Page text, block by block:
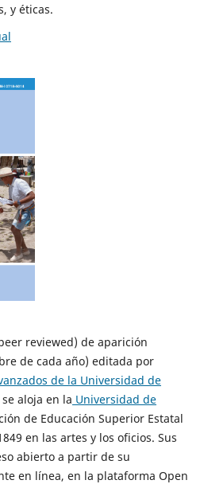
y éticas.
reviewed) de aparición
de cada año) editada por
de la Universidad de
aloja en la Universidad de
de Educación Superior Estatal
en las artes y los oficios. Sus
abierto a partir de su
en línea, en la plataforma Open